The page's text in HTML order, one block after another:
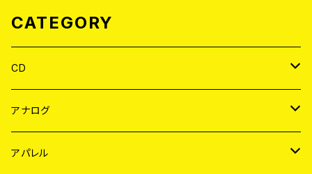
CATEGORY
CD
JAPAN
WORLD
アナログ
JAPAN
アパレル